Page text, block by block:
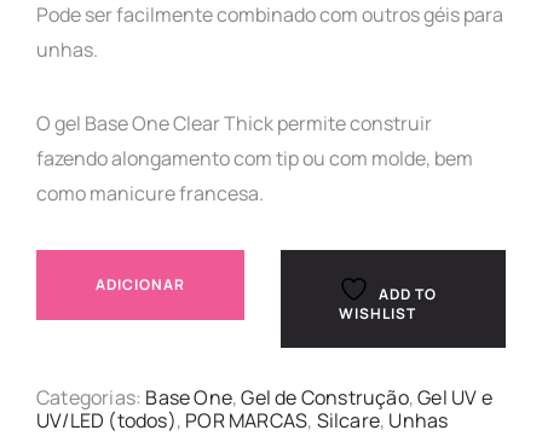
Pode ser facilmente combinado com outros géis para
unhas.
O gel Base One Clear Thick permite construir
fazendo alongamento com tip ou com molde, bem
como manicure francesa.
ADICIONAR
ADD TO
WISHLIST
Categorias: Base One,Gel de Construção,Gel UV e
UV/LED (todos), POR MARCAS, Silcare, Unhas